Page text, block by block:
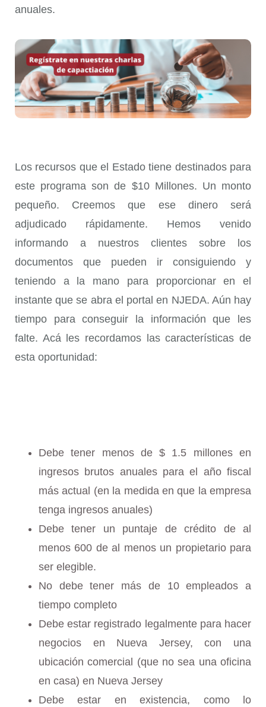
anuales.
Los recursos que el Estado tiene destinados para
este programa son de $10 Millones. Un monto
pequeño. Creemos que ese dinero será
adjudicado rápidamente. Hemos venido
informando a nuestros clientes sobre los
documentos que pueden ir consiguiendo y
teniendo a la mano para proporcionar en el
instante que se abra el portal en NJEDA. Aún hay
tiempo para conseguir la información que les
falte. Acá les recordamos las características de
esta oportunidad:
Debe tener menos de $ 1.5 millones en
ingresos brutos anuales para el año fiscal
más actual (en la medida en que la empresa
tenga ingresos anuales)
Debe tener un puntaje de crédito de al
menos 600 de al menos un propietario para
ser elegible.
No debe tener más de 10 empleados a
tiempo completo
Debe estar registrado legalmente para hacer
negocios en Nueva Jersey, con una
ubicación comercial (que no sea una oficina
en casa) en Nueva Jersey
Debe estar en existencia, como lo